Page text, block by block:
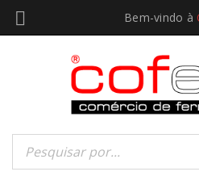
Bem-vindo à